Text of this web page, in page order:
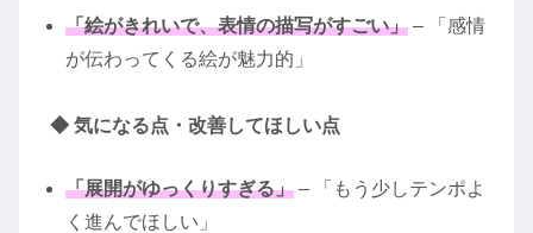
「絵がきれいで、表情の描写がすごい」 – 「感情
が伝わってくる絵が魅力的」
◆ 気になる点・改善してほしい点
「展開がゆっくりすぎる」 – 「もう少しテンポよ
く進んでほしい」